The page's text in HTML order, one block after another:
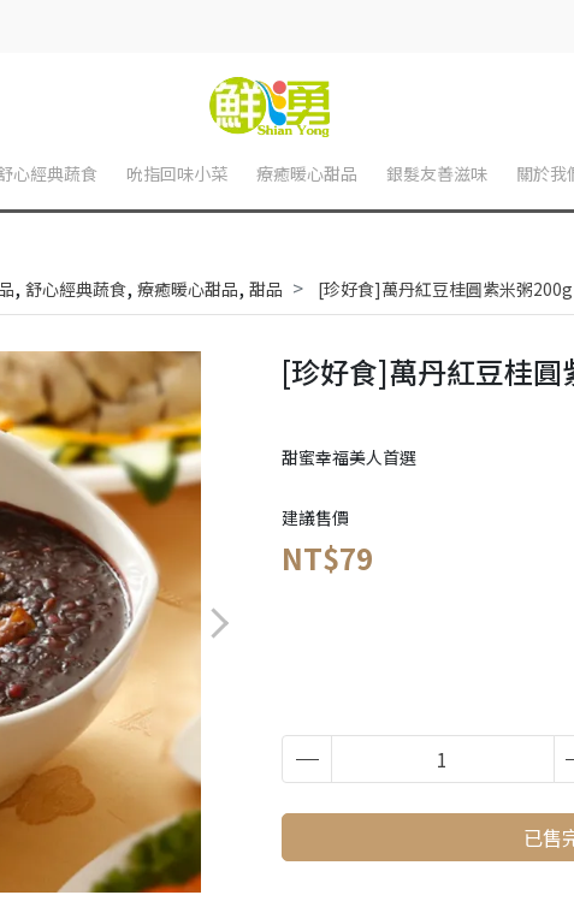
心經典蔬食 吮指回味小菜 療癒暖心甜品 銀髮友善滋味 關於我
, 舒心經典蔬食, 療癒暖心甜品, 甜品 [珍好食]萬丹紅豆桂圓紫米粥200g
[珍好食]萬丹紅豆桂圓
甜蜜幸福美人首選
建議售價
NT$79
已售